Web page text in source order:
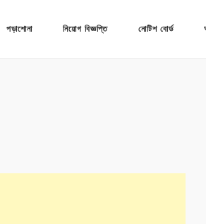
পড়াশোনা নিয়োগ বিজ্ঞপ্তি নোটিশ বোর্ড